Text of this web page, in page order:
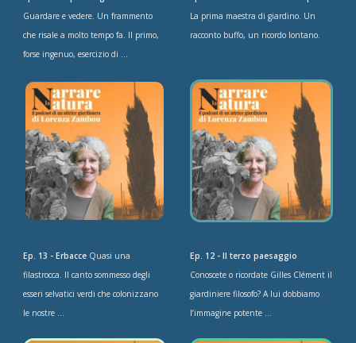
Guardare e vedere. Un frammento
che risale a molto tempo fa. Il primo,
forse ingenuo, esercizio di ...
La prima maestra di giardino. Un
racconto buffo, un ricordo lontano.
Ep. 13 - Erbacce Quasi una
filastrocca. Il canto sommesso degli
esseri selvatici verdi che colonizzano
le nostre ...
Ep. 12 - Il terzo paesaggio
Conoscete o ricordate Gilles Clément il
giardiniere filosofo? A lui dobbiamo
l’immagine potente ...